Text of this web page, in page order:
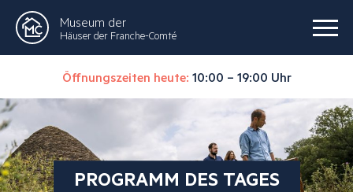
Museum der
Häuser der Franche-Comté
Öffnungszeiten heute: 10:00 – 19:00 Uhr
PROGRAMM DES TAGES